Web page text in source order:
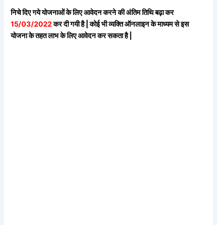
निचे दिए गये योजनाओं के लिए आवेदन करने की अंतिम तिथि बढ़ा कर
15/03/2022कर दी गयी है | कोई भी व्यक्ति ऑनलाइन के माध्यम से इस
योजना के तहत लाभ के लिए आवेदन कर सकता है |